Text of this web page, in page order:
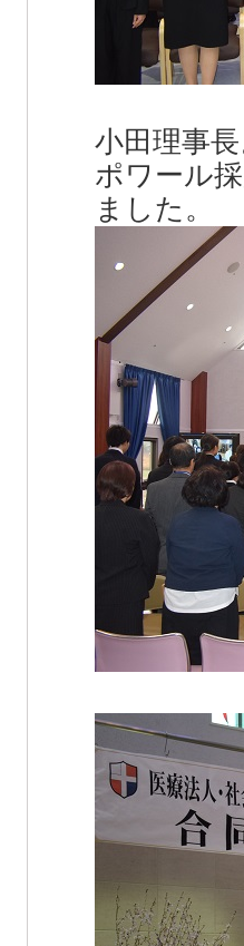
小田理事
ポワール
ました。